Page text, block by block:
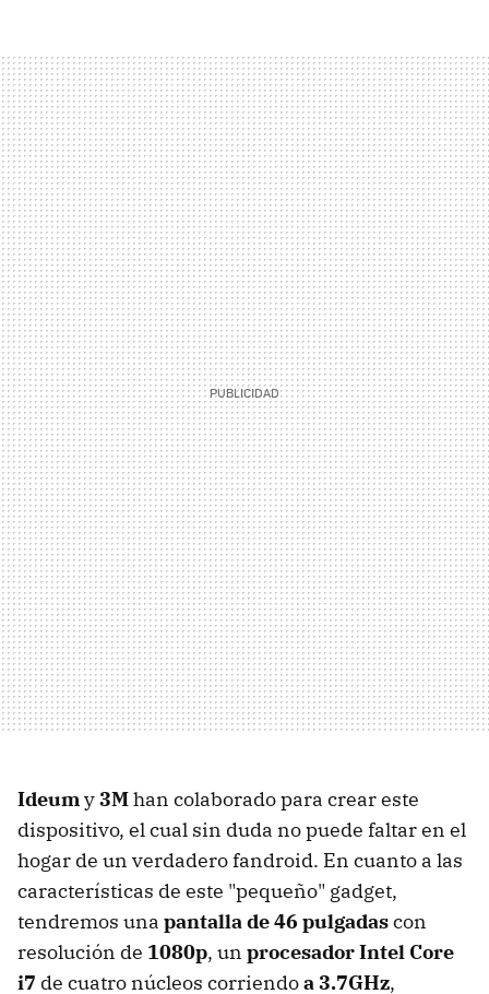
Ideumy3Mhan colaborado para crear este
dispositivo, el cual sin duda no puede faltar en el
hogar de un verdadero fandroid. En cuanto a las
características de este "pequeño" gadget,
tendremos una pantalla de 46 pulgadascon
resolución de 1080p, un procesador Intel Core
i7 de cuatro núcleos corriendoa 3.7GHz,